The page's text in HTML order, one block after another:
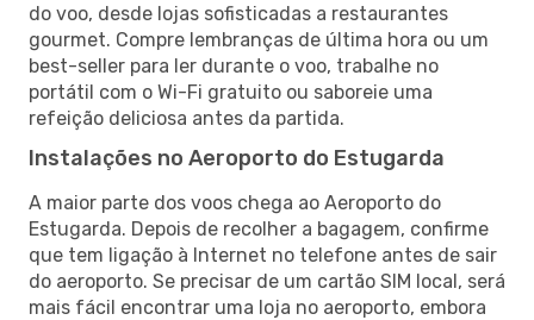
do voo, desde lojas sofisticadas a restaurantes
gourmet. Compre lembranças de última hora ou um
best-seller para ler durante o voo, trabalhe no
portátil com o Wi-Fi gratuito ou saboreie uma
refeição deliciosa antes da partida.
Instalações no Aeroporto do Estugarda
A maior parte dos voos chega ao Aeroporto do
Estugarda. Depois de recolher a bagagem, confirme
que tem ligação à Internet no telefone antes de sair
do aeroporto. Se precisar de um cartão SIM local, será
mais fácil encontrar uma loja no aeroporto, embora